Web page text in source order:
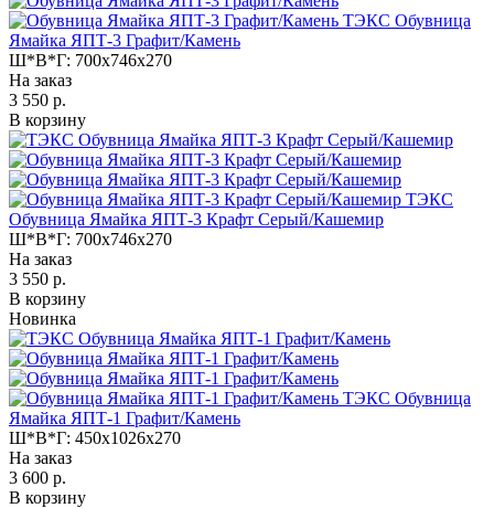
ТЭКС Обувница
Ямайка ЯПТ-3 Графит/Камень
Ш*В*Г: 700x746x270
На заказ
3 550 р.
В корзину
ТЭКС
Обувница Ямайка ЯПТ-3 Крафт Серый/Кашемир
Ш*В*Г: 700x746x270
На заказ
3 550 р.
В корзину
Новинка
ТЭКС Обувница
Ямайка ЯПТ-1 Графит/Камень
Ш*В*Г: 450x1026x270
На заказ
3 600 р.
В корзину